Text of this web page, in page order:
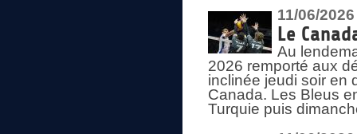
11/06/2026
Le
Au
2026 remporté aux
inclinée jeudi soir en
Canada. Les Bleus
Turquie puis